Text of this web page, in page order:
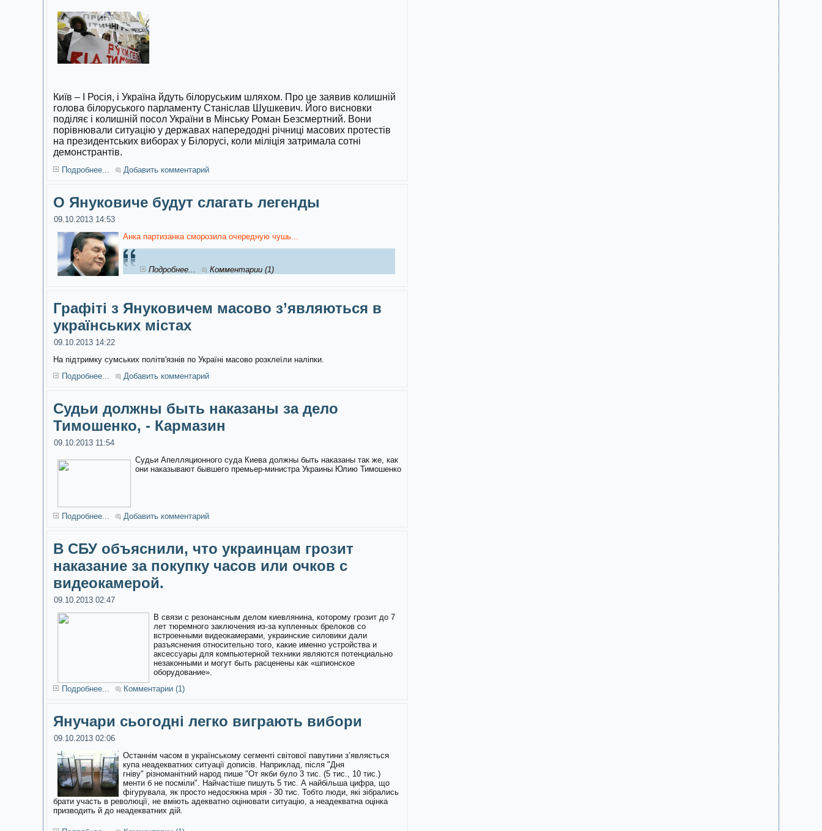
Київ – І Росія, і Україна йдуть білоруським шляхом. Про це заявив колишній
голова білоруського парламенту Станіслав Шушкевич. Його висновки
поділяє і колишній посол України в Мінську Роман Безсмертний. Вони
порівнювали ситуацію у державах напередодні річниці масових протестів
на президентських виборах у Білорусі, коли міліція затримала сотні
демонстрантів.
Подробнее... Добавить комментарий
О Януковиче будут слагать легенды
09.10.2013 14:53
Анка партизанка сморозила очередную чушь...
Подробнее... Комментарии (1)
Графіті з Януковичем масово з’являються в
українських містах
09.10.2013 14:22
На підтримку сумських політв'язнів по Україні масово розклеїли наліпки.
Подробнее...
Добавить комментарий
Судьи должны быть наказаны за дело
Тимошенко, - Кармазин
09.10.2013 11:54
Судьи Апелляционного суда Киева должны быть наказаны так же, как
они наказывают бывшего премьер-министра Украины Юлию Тимошенко
Подробнее... Добавить комментарий
В СБУ объяснили, что украинцам грозит
наказание за покупку часов или очков с
видеокамерой.
09.10.2013 02:47
В связи с резонансным делом киевлянина, которому грозит до 7
лет тюремного заключения из-за купленных брелоков со
встроенными видеокамерами, украинские силовики дали
разъяснения относительно того, какие именно устройства и
аксессуары для компьютерной техники являются потенциально
незаконными и могут быть расценены как «шпионское
оборудование».
Подробнее...
Комментарии (1)
Янучари сьогодні легко виграють вибори
09.10.2013 02:06
Останнім часом в українському сегменті світової павутини з’являється
купа неадекватних ситуації дописів. Наприклад, після "Дня
гніву"різноманітний народ пише "От якби було 3 тис. (5 тис., 10 тис.)
менти б не посміли". Найчастіше пишуть 5 тис. А найбільша цифра, що
фігурувала, як просто недосяжна мрія - 30 тис. Тобто люди, які зібрались
брати участь в революції, не вміють адекватно оцінювати ситуацію, а неадекватна оцінка
призводить й до неадекватних дій.